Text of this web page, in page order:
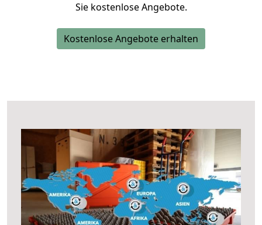
Sie kostenlose Angebote.
Kostenlose Angebote erhalten